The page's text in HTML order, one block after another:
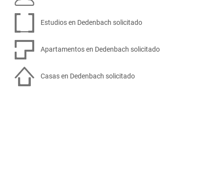
Estudios en Dedenbach solicitado
Apartamentos en Dedenbach solicitado
Casas en Dedenbach solicitado